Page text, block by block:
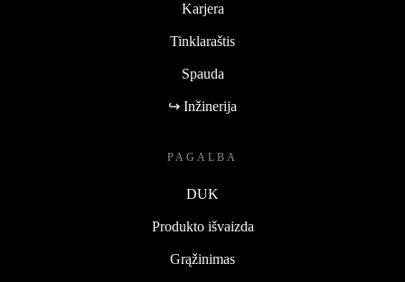
Karjera
Tinklaraštis
Spauda
↪ Inžinerija
PAGALBA
DUK
Produkto išvaizda
Grąžinimas